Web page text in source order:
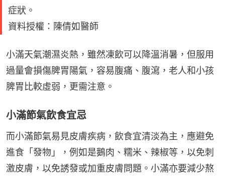
症狀。
資料授權：陳倩如醫師
小滿天氣潮濕炎熱，雖然凍飲可以降溫消暑，但服用
過量會損傷脾胃陽氣，容易腹痛、腹瀉，老人和小孩
脾胃比較虛弱，更需注意。
小滿節氣飲食宜忌
而小滿節氣易見皮膚疾病，飲食宜清淡為主，應避免
進食「發物」，例如是鵝肉、糯米、辣椒等，以免刺
激皮膚，以免誘發或加重皮膚問題。小滿亦要減少熬